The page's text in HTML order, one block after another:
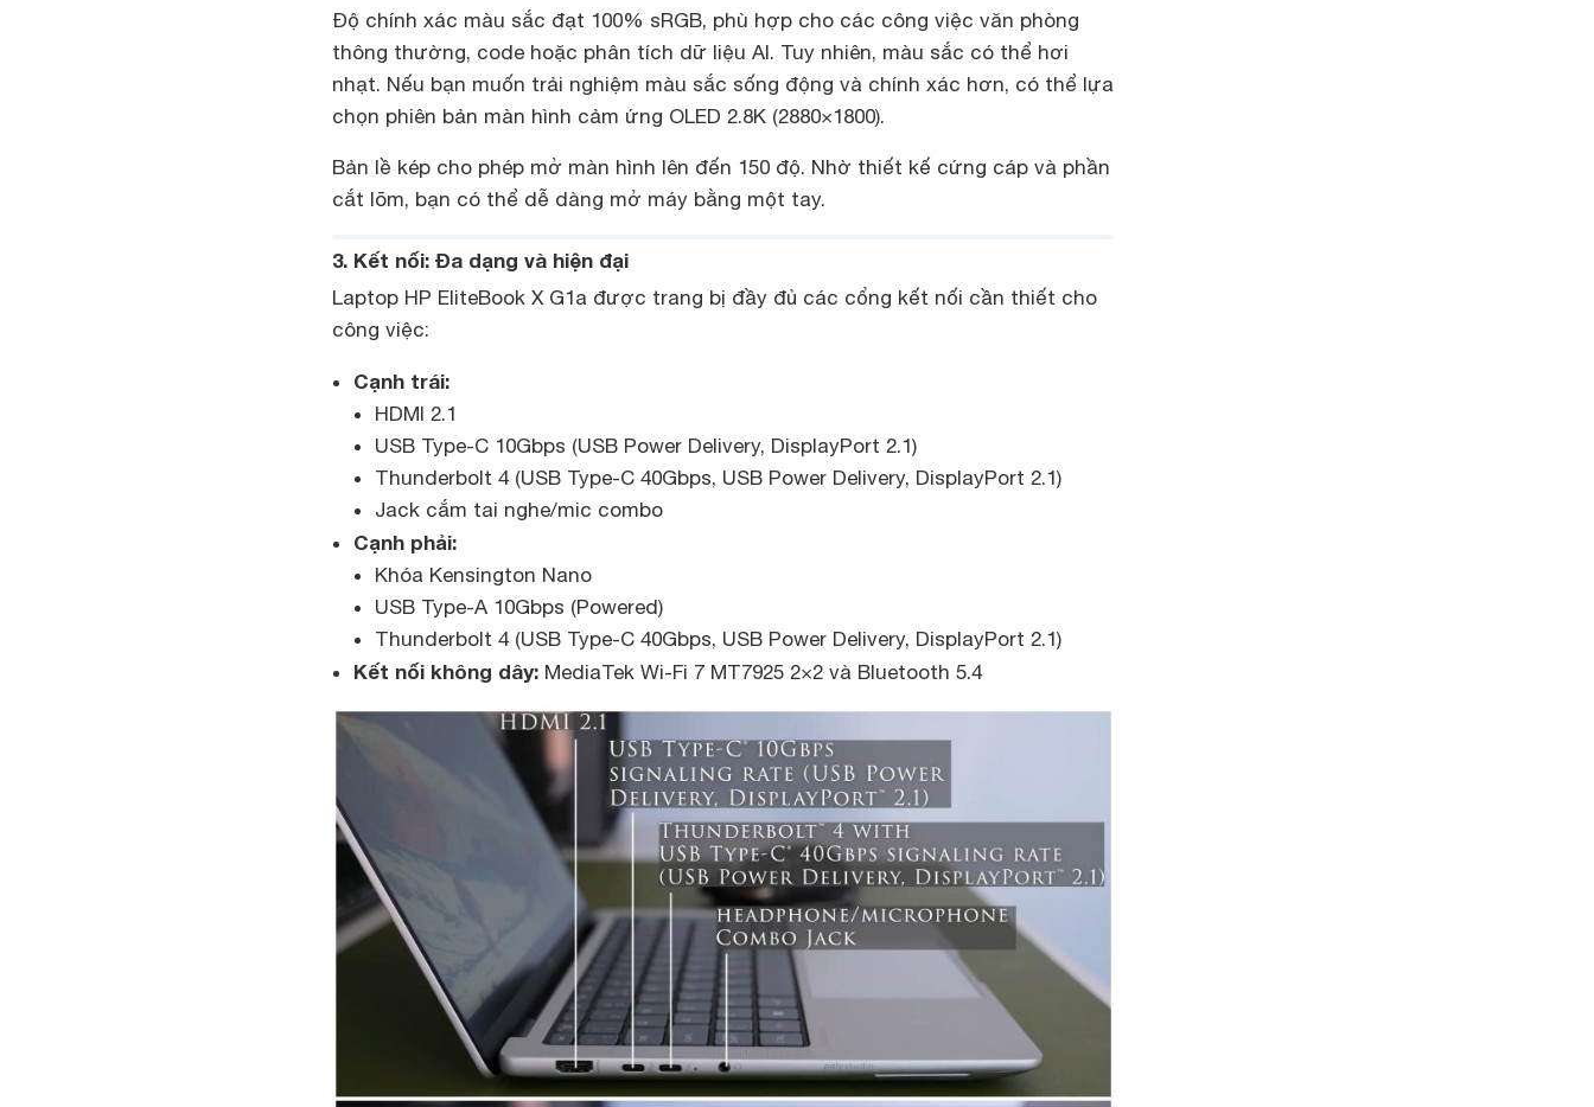
Độ chính xác màu sắc đạt 100% sRGB, phù hợp cho các công việc văn phòng
thông thường, code hoặc phân tích dữ liệu AI. Tuy nhiên, màu sắc có thể hơi
nhạt. Nếu bạn muốn trải nghiệm màu sắc sống động và chính xác hơn, có thể lựa
chọn phiên bản màn hình cảm ứng OLED 2.8K (2880×1800).
Bản lề kép cho phép mở màn hình lên đến 150 độ. Nhờ thiết kế cứng cáp và phần
cắt lõm, bạn có thể dễ dàng mở máy bằng một tay.
3. Kết nối: Đa dạng và hiện đại
Laptop HP EliteBook X G1a được trang bị đầy đủ các cổng kết nối cần thiết cho
công việc:
Cạnh trái:
HDMI 2.1
USB Type-C 10Gbps (USB Power Delivery, DisplayPort 2.1)
Thunderbolt 4 (USB Type-C 40Gbps, USB Power Delivery, DisplayPort 2.1)
Jack cắm tai nghe/mic combo
Cạnh phải:
Khóa Kensington Nano
USB Type-A 10Gbps (Powered)
Thunderbolt 4 (USB Type-C 40Gbps, USB Power Delivery, DisplayPort 2.1)
Kết nối không dây: MediaTek Wi-Fi 7 MT7925 2×2 và Bluetooth 5.4